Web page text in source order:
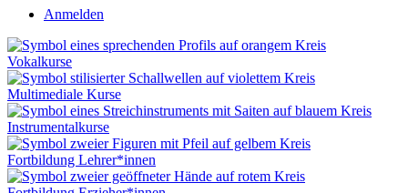
Anmelden
Vokalkurse
Multimediale Kurse
Instrumentalkurse
Fortbildung Lehrer*innen